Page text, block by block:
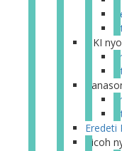
OKI
Eredeti
Ricoh